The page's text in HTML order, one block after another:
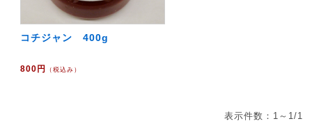
コチジャン 400g
800円 （税込み）
表示件数：1～1/1